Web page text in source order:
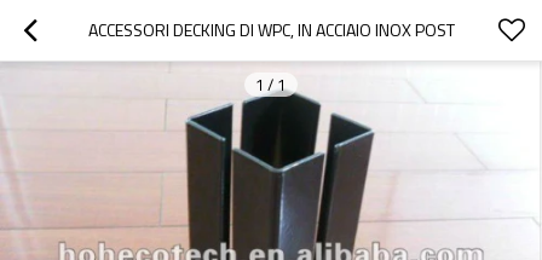
ACCESSORI DECKING DI WPC, IN ACCIAIO INOX POST
1 /1